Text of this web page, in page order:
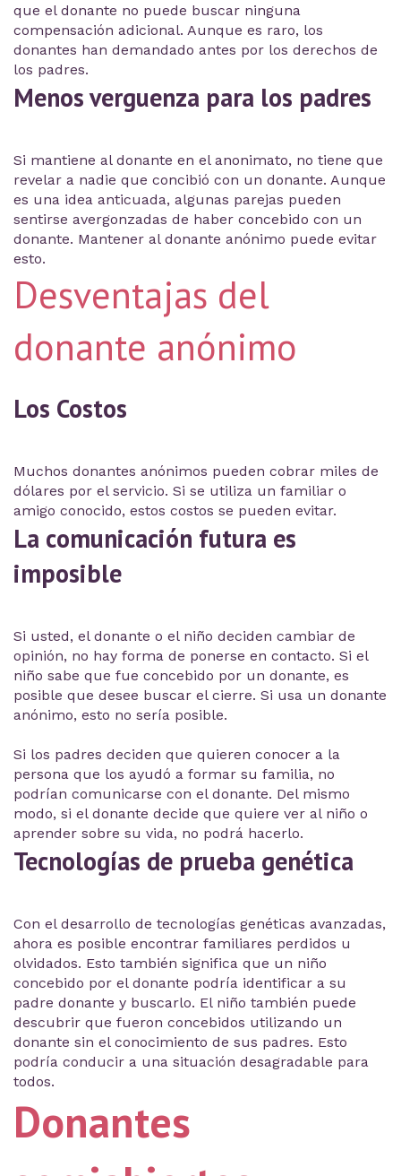
que el donante no puede buscar ninguna
compensación adicional. Aunque es raro, los
donantes han demandado antes por los derechos de
los padres.
Menos verguenza para los padres
Si mantiene al donante en el anonimato, no tiene que
revelar a nadie que concibió con un donante. Aunque
es una idea anticuada, algunas parejas pueden
sentirse avergonzadas de haber concebido con un
donante. Mantener al donante anónimo puede evitar
esto.
Desventajas del
donante anónimo
Los Costos
Muchos donantes anónimos pueden cobrar miles de
dólares por el servicio. Si se utiliza un familiar o
amigo conocido, estos costos se pueden evitar.
La comunicación futura es
imposible
Si usted, el donante o el niño deciden cambiar de
opinión, no hay forma de ponerse en contacto. Si el
niño sabe que fue concebido por un donante, es
posible que desee buscar el cierre. Si usa un donante
anónimo, esto no sería posible.
Si los padres deciden que quieren conocer a la
persona que los ayudó a formar su familia, no
podrían comunicarse con el donante. Del mismo
modo, si el donante decide que quiere ver al niño o
aprender sobre su vida, no podrá hacerlo.
Tecnologías de prueba genética
Con el desarrollo de tecnologías genéticas avanzadas,
ahora es posible encontrar familiares perdidos u
olvidados. Esto también significa que un niño
concebido por el donante podría identificar a su
padre donante y buscarlo. El niño también puede
descubrir que fueron concebidos utilizando un
donante sin el conocimiento de sus padres. Esto
podría conducir a una situación desagradable para
todos.
Donantes